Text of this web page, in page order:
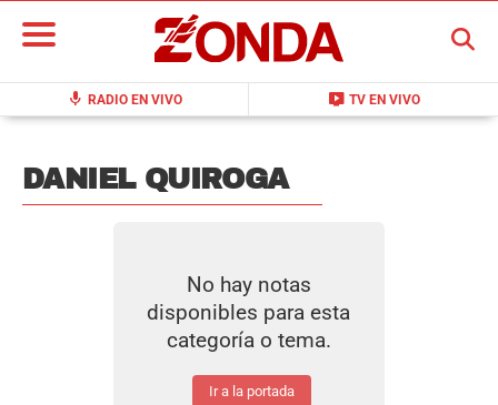
mic RADIO EN VIVO live_tv TV EN VIVO
BUSCAR
DANIEL QUIROGA
No hay notas
disponibles para esta
categoría o tema.
Ir a la portada